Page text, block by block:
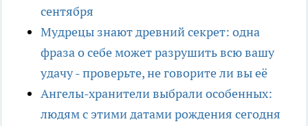
сентября
Мудрецы знают древний секрет: одна
фраза о себе может разрушить всю вашу
удачу - проверьте, не говорите ли вы её
Ангелы-хранители выбрали особенных:
людям с этими датами рождения сегодня